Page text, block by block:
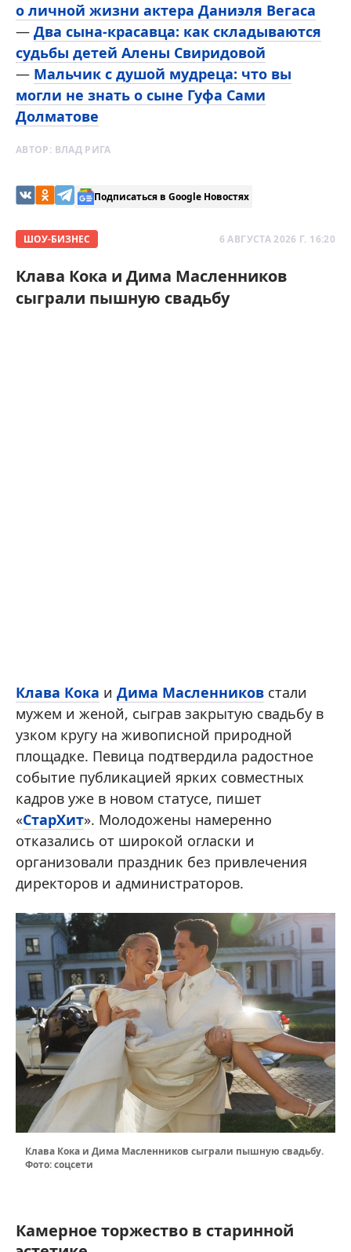
о личной жизни актера Даниэля Вегаса
— Два сына-красавца: как складываются
судьбы детей Алены Свиридовой
— Мальчик с душой мудреца: что вы
могли не знать о сыне Гуфа Сами
Долматове
АВТОР: ВЛАД РИГА
Подписаться в Google Новостях
ШОУ-БИЗНЕС 6 АВГУСТА 2026 Г. 16:20
Клава Кока и Дима Масленников
сыграли пышную свадьбу
Клава Кока и Дима Масленников стали
мужем и женой, сыграв закрытую свадьбу в
узком кругу на живописной природной
площадке. Певица подтвердила радостное
событие публикацией ярких совместных
кадров уже в новом статусе, пишет
«СтарХит». Молодожены намеренно
отказались от широкой огласки и
организовали праздник без привлечения
директоров и администраторов.
Клава Кока и Дима Масленников сыграли пышную свадьбу.
Фото: соцсети
Камерное торжество в старинной